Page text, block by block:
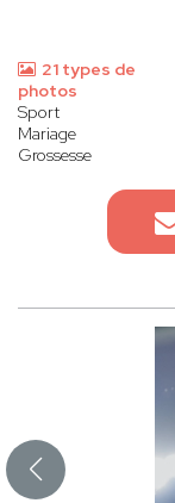
21 types de
photos
Sport
Mariage
Grossesse